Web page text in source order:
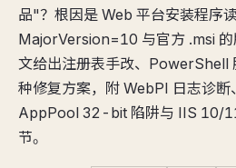
品"？根因是 Web 平台安装程序
MajorVersion=10 与官方 .msi
文给出注册表手改、PowerShell
种修复方案，附 WebPI 日志诊断
AppPool 32-bit 陷阱与 IIS 10/
节。